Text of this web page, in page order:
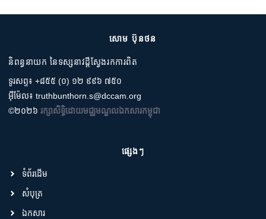
សោម ប៊ុនថន
និពន្ធនាយក នៃទស្សនាវដ្តីស្វែងរកការពិត
ទូរសព្ទ៖ +៨៥៥ (០) ១២ ៩៩៦ ៧៥០
អ៊ីម៉ែល៖ truthbunthorn.s@dccam.org
©២០២៦ រក្សាសិទ្ធិដោយមជ្ឈមណ្ឌលឯកសារកម្ពុជា
ផ្សេងៗ
ទំព័រដើម
សំបុត្រ
ឯកសារ